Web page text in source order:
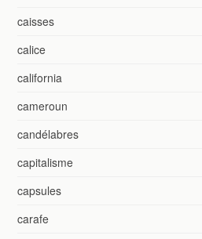
caisses
calice
california
cameroun
candélabres
capitalisme
capsules
carafe